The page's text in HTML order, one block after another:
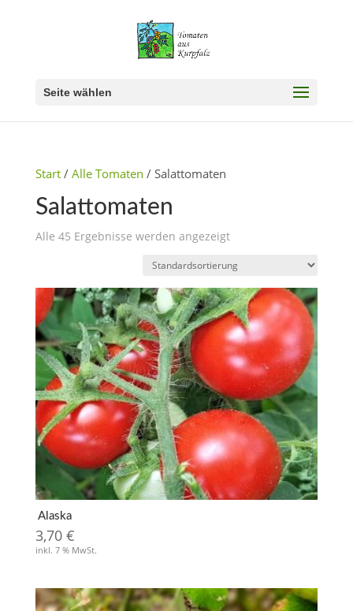
Seite wählen
Start/ Alle Tomaten / Salattomaten
Salattomaten
Alle 45 Ergebnisse werden angezeigt
Alaska
3,70 €
inkl. 7 % MwSt.